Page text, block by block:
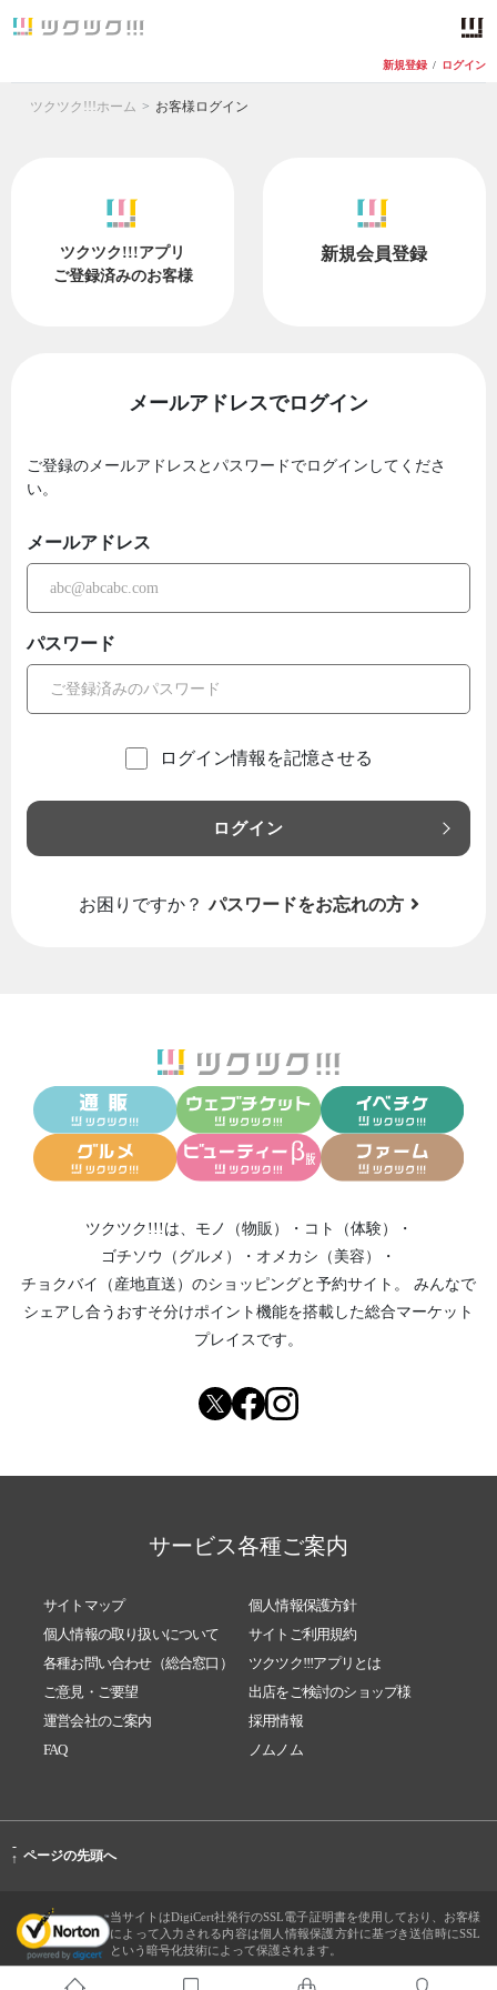
新規登録 / ログイン
ツクツク!!!ホーム お客様ログイン
ツクツク!!!アプリ
ご登録済みのお客様
新規会員登録
メールアドレスでログイン
ご登録のメールアドレスとパスワードでログインしてくださ
い。
メールアドレス
パスワード
ログイン情報を記憶させる
ログイン
お困りですか？ パスワードをお忘れの方
ツクツク!!!は、 モノ（物販） ・ コト（体験）
・
ゴチソウ（グルメ）
・ オメカシ（美容）
・
チョクバイ（産地直送） のショッピングと予約サイト。
みんなで
シェアし合う おすそ分けポイント機能を搭載した総合マーケット
プレイスです。
サービス各種ご案内
サイトマップ
個人情報保護方針
個人情報の取り扱いについて
サイトご利用規約
各種お問い合わせ（総合窓口）
ツクツク!!!アプリとは
ご意見・ご要望
出店をご検討のショップ様
運営会社のご案内
採用情報
FAQ
ノムノム
-
↑ ページの先頭へ
当サイトはDigiCert社発行のSSL電子証明書を使用しており、お客様
によって入力される内容は個人情報保護方針に基づき送信時にSSL
という暗号化技術によって保護されます。